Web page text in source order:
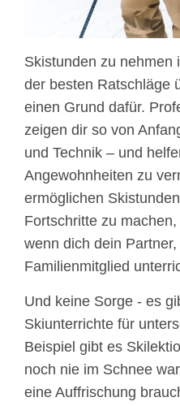
Skistunden zu nehmen
der besten Ratschläge
einen Grund dafür.
zeigen dir so von
und Technik – und
Angewohnheiten zu
ermöglichen
Fortschritte zu
wenn dich dein
Familienmitglied
Und keine Sorge - es
Skiunterrichte für
Beispiel gibt es
noch nie im Schnee
eine Auffrischung